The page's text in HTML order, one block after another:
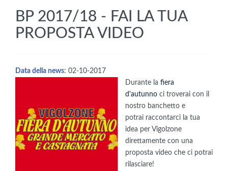
BP 2017/18 - FAI LA TUA
PROPOSTA VIDEO
Data della news: 02-10-2017
Durante la fiera
d'autunno ci troverai con il
nostro banchetto e
potrai raccontarci la tua
idea per Vigolzone
direttamente con una
proposta video che ci potrai
rilasciare!